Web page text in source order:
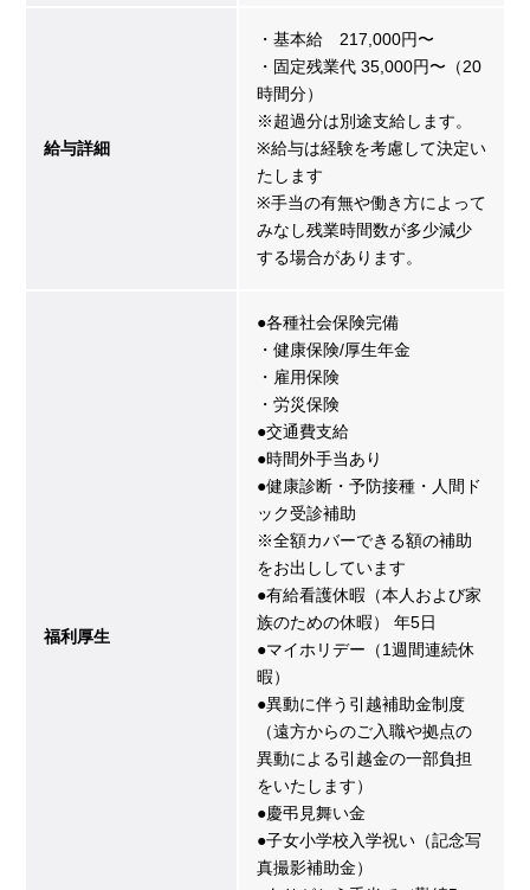
給与詳細
・基本給 217,000円〜
・固定残業代 35,000円〜（20
時間分）
※超過分は別途支給します。
※給与は経験を考慮して決定い
たします
※手当の有無や働き方によって
みなし残業時間数が多少減少
する場合があります。
福利厚生
●各種社会保険完備
・健康保険/厚生年金
・雇用保険
・労災保険
●交通費支給
●時間外手当あり
●健康診断・予防接種・人間ド
ック受診補助
※全額カバーできる額の補助
をお出ししています
●有給看護休暇（本人および家
族のための休暇） 年5日
●マイホリデー（1週間連続休
暇）
●異動に伴う引越補助金制度
（遠方からのご入職や拠点の
異動による引越金の一部負担
をいたします）
●慶弔見舞い金
●子女小学校入学祝い（記念写
真撮影補助金）